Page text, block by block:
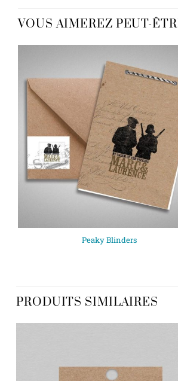
VOUS AIMEREZ PEUT-
Peaky Blinders
PRODUITS SIMILAIRES